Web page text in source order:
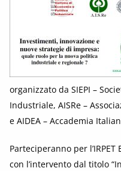
organizzato da SIEPI –
Industriale, AISRe –
e AIDEA – Accademia
Parteciperanno per
con l’intervento dal titolo